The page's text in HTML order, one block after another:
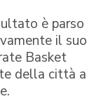
è parso
il suo
Basket
della città a